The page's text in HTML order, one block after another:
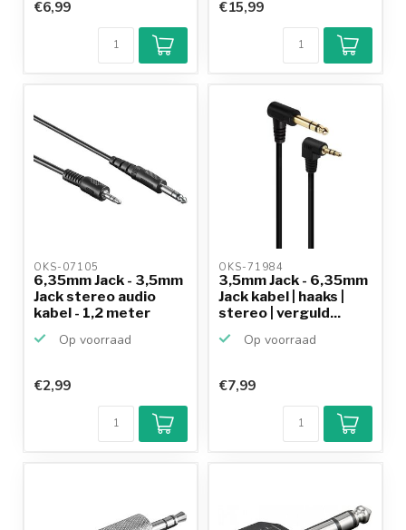
€6,99 €15,99
OKS-07105
6,35mm Jack - 3,5mm
Jack stereo audio
kabel - 1,2 meter
Op voorraad
€2,99
OKS-71984
3,5mm Jack - 6,35mm
Jack kabel | haaks |
stereo | verguld...
Op voorraad
€7,99